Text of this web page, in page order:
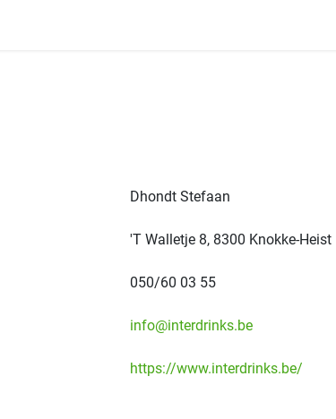
Dhondt Stefaan
'T Walletje 8, 8300 Knokke-Heist
050/60 03 55
info@interdrinks.be
https://www.interdrinks.be/